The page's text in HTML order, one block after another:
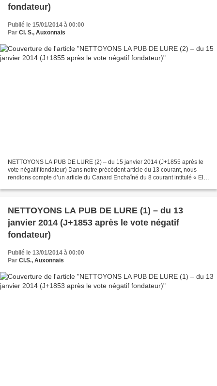
fondateur)
Publié le 15/01/2014 à 00:00
Par Cl. S., Auxonnais
NETTOYONS LA PUB DE LURE (2) – du 15 janvier 2014 (J+1855 après le
vote négatif fondateur) Dans notre précédent article du 13 courant, nous
rendions compte d’un article du Canard Enchaîné du 8 courant intitulé « Elle
NETTOYONS LA PUB DE LURE (1) – du 13
janvier 2014 (J+1853 après le vote négatif
fondateur)
Publié le 13/01/2014 à 00:00
Par Cl.S., Auxonnais